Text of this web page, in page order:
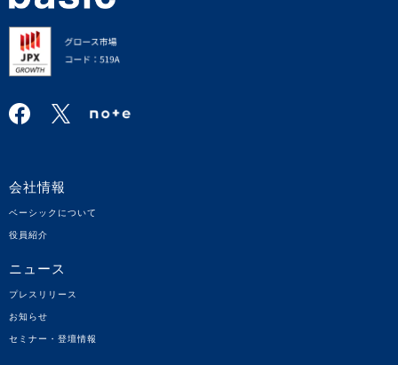
会社情報
ベーシックについて
役員紹介
ニュース
プレスリリース
お知らせ
セミナー・登壇情報